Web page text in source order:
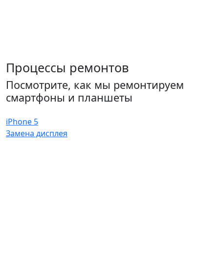
Процессы ремонтов
Посмотрите, как мы ремонтируем
смартфоны и планшеты
iPhone 5
Замена дисплея